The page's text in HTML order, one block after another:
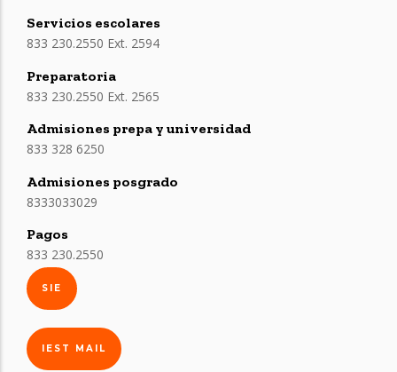
Servicios escolares
833 230.2550 Ext. 2594
Preparatoria
833 230.2550 Ext. 2565
Admisiones prepa y universidad
833 328 6250
Admisiones posgrado
8333033029
Pagos
833 230.2550
SIE
IEST MAIL